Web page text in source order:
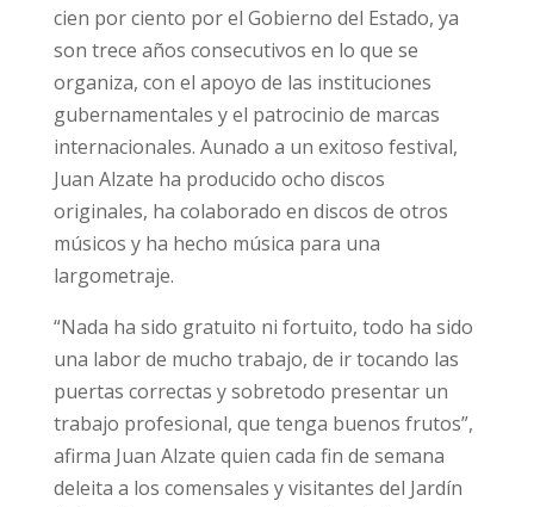
cien por ciento por el Gobierno del Estado, ya
son trece años consecutivos en lo que se
organiza, con el apoyo de las instituciones
gubernamentales y el patrocinio de marcas
internacionales. Aunado a un exitoso festival,
Juan Alzate ha producido ocho discos
originales, ha colaborado en discos de otros
músicos y ha hecho música para una
largometraje.
“Nada ha sido gratuito ni fortuito, todo ha sido
una labor de mucho trabajo, de ir tocando las
puertas correctas y sobretodo presentar un
trabajo profesional, que tenga buenos frutos”,
afirma Juan Alzate quien cada fin de semana
deleita a los comensales y visitantes del Jardín